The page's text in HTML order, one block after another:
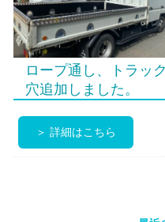
ロープ通し、トラッ
穴追加しました。
＞ 詳細はこちら